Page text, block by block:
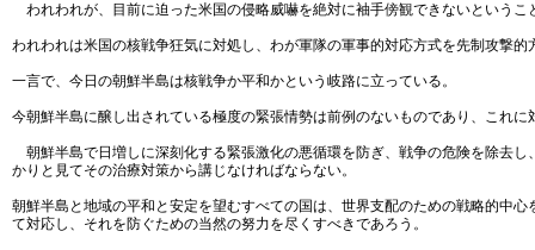
われわれが、目前に迫った米国の侵略威嚇を絶対に袖手傍観できないというこ
われわれは米国の核戦争狂気に対処し、わが軍隊の軍事的対応方式を先制攻撃
一言で、今日の朝鮮半島は核戦争か平和かという岐路に立っている。
今朝鮮半島に醸し出されている極度の緊張情勢は前例のないものであり、これ
朝鮮半島で日増しに深刻化する緊張激化の悪循環を防ぎ、戦争の危険を除去
かりと見てその治療対策から講じなければならない。
朝鮮半島と地域の平和と安定を望むすべての国は、世界支配のための戦略的中
て対応し、それを防ぐための当然の努力を尽くすべきであろう。